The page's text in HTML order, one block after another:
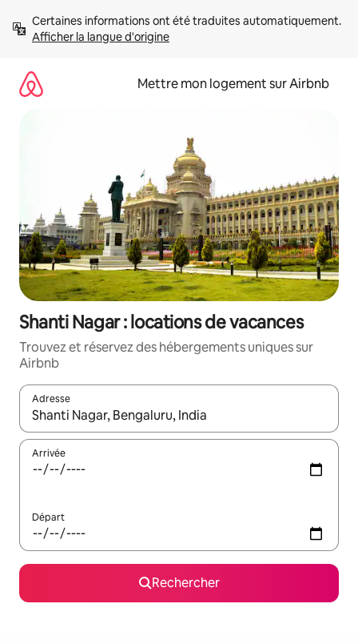
directement
Afficher la langue d'origine
Mettre mon logement sur Airbnb
Shanti Nagar : locations de vacances
Trouvez et réservez des hébergements uniques sur
Airbnb
Adresse
Lorsque les résultats s'affichent, utilisez les flèches vers le
Arrivée
Départ
Rechercher